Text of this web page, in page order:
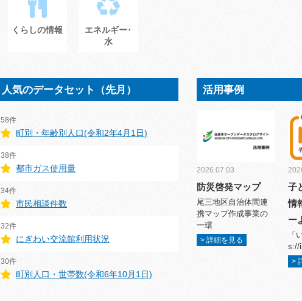
くらしの情報
エネルギー･
水
人気のデータセット（先月）
58件
町別・年齢別人口(令和2年4月1日)
38件
都市ガス使用量
34件
市民相談件数
32件
にぎわい交流館利用状況
30件
町別人口・世帯数(令和6年10月1日)
活用事例
2026.07.03
防災啓発マップ
尾三地区自治体間連
携マップ作成事業の
一環
> 詳細を見る
子
情
ー
「
s://
>